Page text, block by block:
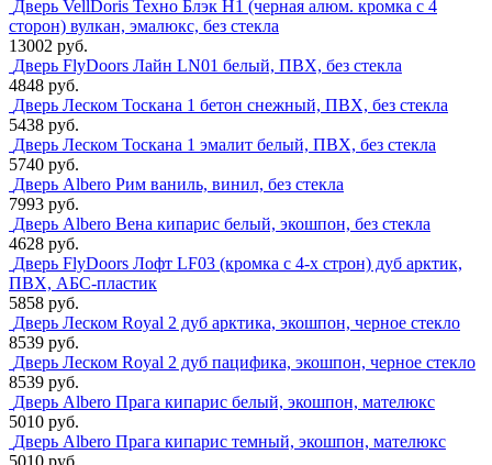
Дверь VellDoris Техно Блэк H1 (черная алюм. кромка с 4
сторон) вулкан, эмалюкс, без стекла
13002 руб.
Дверь FlyDoors Лайн LN01 белый, ПВХ, без стекла
4848 руб.
Дверь Леском Тоскана 1 бетон снежный, ПВХ, без стекла
5438 руб.
Дверь Леском Тоскана 1 эмалит белый, ПВХ, без стекла
5740 руб.
Дверь Albero Рим ваниль, винил, без стекла
7993 руб.
Дверь Albero Вена кипарис белый, экошпон, без стекла
4628 руб.
Дверь FlyDoors Лофт LF03 (кромка с 4-х строн) дуб арктик,
ПВХ, АБС-пластик
5858 руб.
Дверь Леском Royal 2 дуб арктика, экошпон, черное стекло
8539 руб.
Дверь Леском Royal 2 дуб пацифика, экошпон, черное стекло
8539 руб.
Дверь Albero Прага кипарис белый, экошпон, мателюкс
5010 руб.
Дверь Albero Прага кипарис темный, экошпон, мателюкс